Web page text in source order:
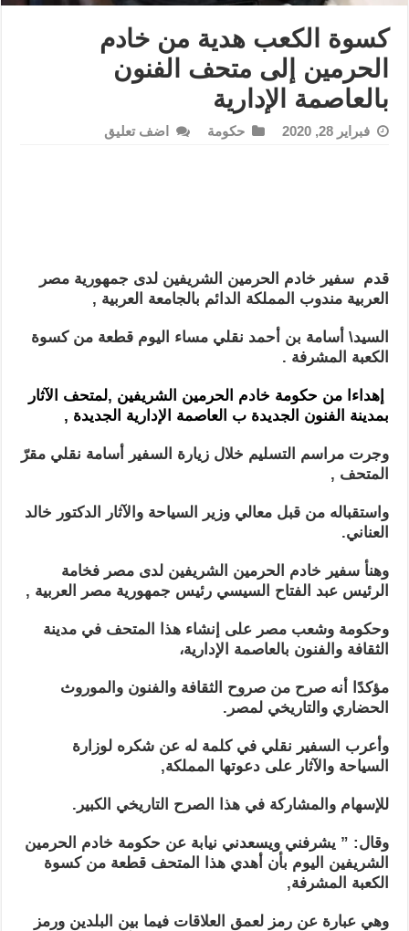
كسوة الكعب هدية من خادم
الحرمين إلى متحف الفنون
بالعاصمة الإدارية
فبراير 28, 2020 حكومة اضف تعليق
قدم سفير خادم الحرمين الشريفين لدى جمهورية مصر
العربية مندوب المملكة الدائم بالجامعة العربية ,
السيد\ أسامة بن أحمد نقلي مساء اليوم قطعة من كسوة
الكعبة المشرفة .
إهداءا من حكومة خادم الحرمين الشريفين ,لمتحف الآثار
بمدينة الفنون الجديدة ب العاصمة الإدارية الجديدة ,
وجرت مراسم التسليم خلال زيارة السفير أسامة نقلي مقرّ
المتحف ,
واستقباله من قبل معالي وزير السياحة والآثار الدكتور خالد
العناني.
وهنأ سفير خادم الحرمين الشريفين لدى مصر فخامة
الرئيس عبد الفتاح السيسي رئيس جمهورية مصر العربية ,
وحكومة وشعب مصر على إنشاء هذا المتحف في مدينة
الثقافة والفنون بالعاصمة الإدارية،
مؤكدًا أنه صرح من صروح الثقافة والفنون والموروث
الحضاري والتاريخي لمصر.
وأعرب السفير نقلي في كلمة له عن شكره لوزارة
السياحة والآثار على دعوتها المملكة,
للإسهام والمشاركة في هذا الصرح التاريخي الكبير.
وقال: ” يشرفني ويسعدني نيابة عن حكومة خادم الحرمين
الشريفين اليوم بأن أهدي هذا المتحف قطعة من كسوة
الكعبة المشرفة,
وهي عبارة عن رمز لعمق العلاقات فيما بين البلدين ورمز